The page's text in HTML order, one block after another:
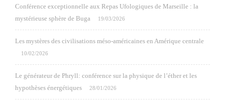
Conférence exceptionnelle aux Repas Ufologiques de Marseille : la
mystérieuse sphère de Buga
19/03/2026
Les mystères des civilisations méso-américaines en Amérique centrale
10/02/2026
Le générateur de Phryll: conférence sur la physique de l’éther et les
hypothèses énergétiques
28/01/2026